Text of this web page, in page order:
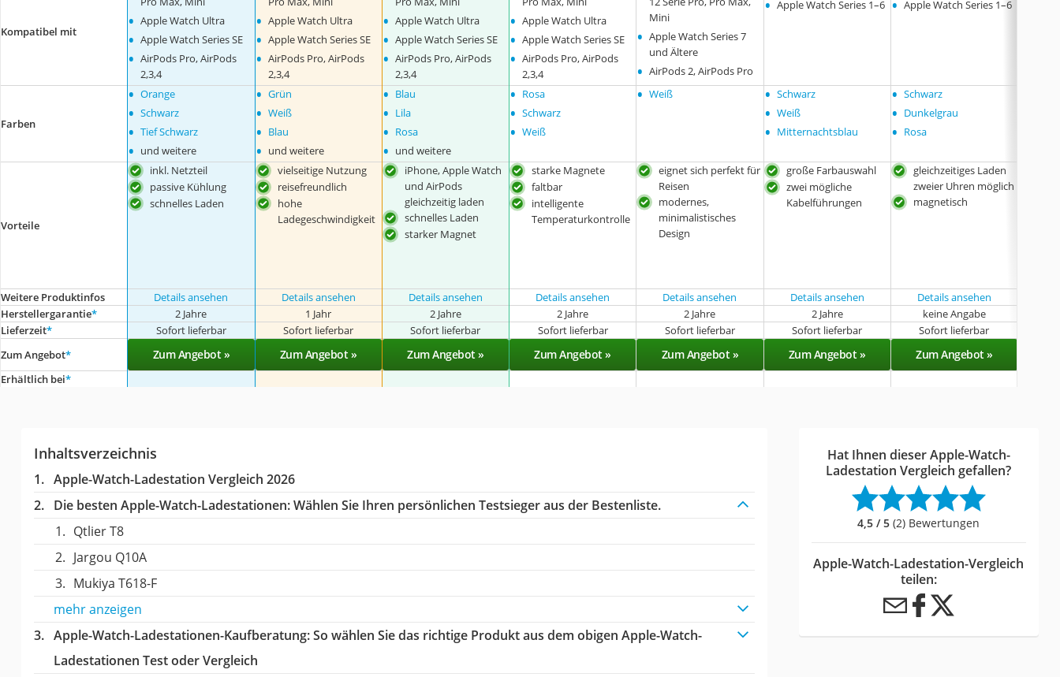
Kompatibel mit • Apple Watch Ultra
• Apple Watch Series SE
• AirPods Pro, AirPods
2,3,4
• Apple Watch Ultra
• Apple Watch Series SE
• AirPods Pro, AirPods
2,3,4
• Apple Watch Ultra
• Apple Watch Series SE
• AirPods Pro, AirPods
2,3,4
• Apple Watch Ultra
• Apple Watch Series SE
• AirPods Pro, AirPods
2,3,4
Mini
• Apple Watch Series 7
und Ältere
• AirPods 2, AirPods Pro
Apple Watch Series 1–6 Apple Watch Series 1–6
Farben
• Orange
• Schwarz
• Tief Schwarz
• und weitere
• Grün
• Weiß
• Blau
• und weitere
• Blau
• Lila
• Rosa
• und weitere
• Rosa
• Schwarz
• Weiß
• Weiß • Schwarz
• Weiß
• Mitternachtsblau
• Schwarz
• Dunkelgrau
• Rosa
Vorteile
inkl. Netzteil
passive Kühlung
schnelles Laden
vielseitige Nutzung
reisefreundlich
hohe
Ladegeschwindigkeit
iPhone, Apple Watch
und AirPods
gleichzeitig laden
schnelles Laden
starker Magnet
starke Magnete
faltbar
intelligente
Temperaturkontrolle
eignet sich perfekt für
Reisen
modernes,
minimalistisches
Design
große Farbauswahl
zwei mögliche
Kabelführungen
gleichzeitiges Laden
zweier Uhren möglich
magnetisch
Weitere Produktinfos
Details ansehen Details ansehen Details ansehen Details ansehen Details ansehen Details ansehen Details ansehen
Herstellergarantie* 2 Jahre 1 Jahr 2 Jahre 2 Jahre 2 Jahre 2 Jahre
keine Angabe
Lieferzeit* Sofort lieferbar Sofort lieferbar Sofort lieferbar Sofort lieferbar Sofort lieferbar Sofort lieferbar Sofort lieferbar
Zum Angebot* Zum Angebot » Zum Angebot » Zum Angebot » Zum Angebot » Zum Angebot » Zum Angebot » Zum Angebot »
Erhältlich bei*
Inhaltsverzeichnis
Apple-Watch-Ladestation Vergleich 2026
Die besten Apple-Watch-Ladestationen:Wählen Sie Ihren persönlichen Testsieger aus der Bestenliste.
Qtlier T8
Jargou Q10A
Mukiya T618-F
mehr anzeigen
Apple-Watch-Ladestationen-Kaufberatung: So wählen Sie das richtige Produkt aus dem obigen Apple-Watch-
Ladestationen Test oder Vergleich
Hat Ihnen dieser Apple-Watch-
Ladestation Vergleich gefallen?
4,5 / 5 (2) Bewertungen
Apple-Watch-Ladestation-Vergleich
teilen: